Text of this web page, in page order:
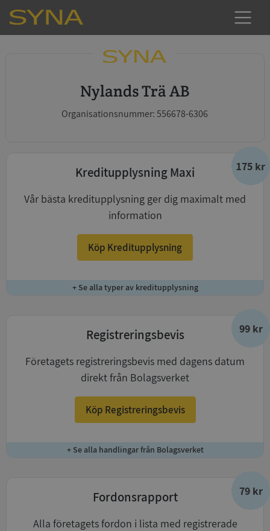
Nylands Trä AB
Organisationsnummer: 556678-6306
175 kr
Kreditupplysning Maxi
Vår bästa kreditupplysning ger dig maximalt med
information
Köp Kreditupplysning
+ Se alla typer av kreditupplysning
99 kr
Registreringsbevis
Företagets registreringsbevis med dagens datum
direkt från Bolagsverket
Köp Registreringsbevis
+ Se alla handlingar från Bolagsverket
79 kr
Fordonsrapport
Alla företagets fordon i lista med registrerade